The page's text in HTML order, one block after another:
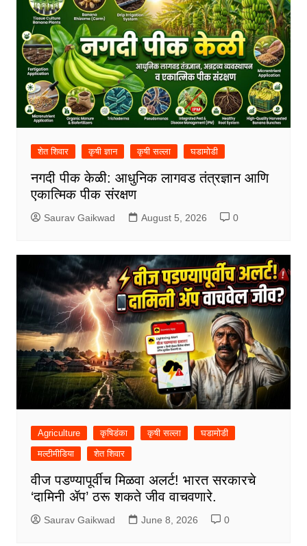
शेत शिवार कृषी ज्ञान कृषी सल्ला घडामोडी
नगदी पीक केळी: आधुनिक लागवड तंत्रज्ञान आणि
एकात्मिक पीक संरक्षण
Saurav Gaikwad August 5, 2026 0
Agriculture कृषिडंका कृषी सल्ला
घडामोडी
मल्टीमीडिया
शेत शिवार
वीज पडण्यापूर्वीच मिळवा अलर्ट! भारत सरकारचे
‘दामिनी ॲप’ ठरू शकते जीव वाचवणारे.
Saurav Gaikwad June 8, 2026 0